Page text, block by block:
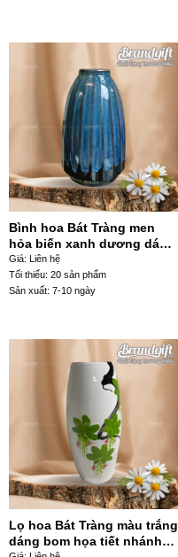
Bình hoa Bát Tràng men
hỏa biến xanh dương dáng
giỏ cua LHSG-14
Giá: Liên hệ
Tối thiểu: 20 sản phẩm
Sản xuất: 7-10 ngày
Lọ hoa Bát Tràng màu trắng
dáng bom họa tiết nhánh